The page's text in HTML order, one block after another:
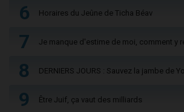
6 Horaires du Jeûne de Ticha Béav
7 Je manque d'estime de moi, comment y
8 DERNIERS JOURS : Sauvez la jambe de
9 Être Juif, ça vaut des milliards